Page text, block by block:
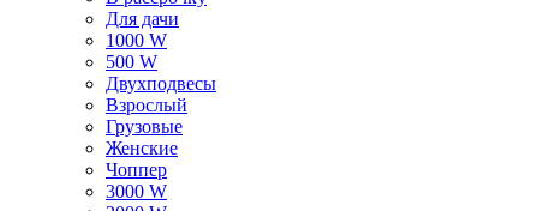
Для дачи
1000 W
500 W
Двухподвесы
Взрослый
Грузовые
Женские
Чоппер
3000 W